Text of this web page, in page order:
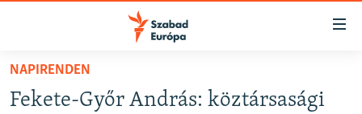
Akadálymentes
Ugrás
fő
NAPIRENDEN
NAPIRENDEN
Fekete-Győr András: köztársasági